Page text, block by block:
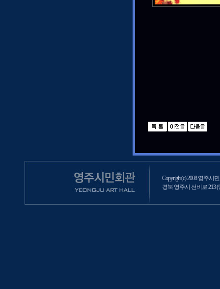
Copyright(c) 2008 영주시
경북 영주시 선비로 213 (